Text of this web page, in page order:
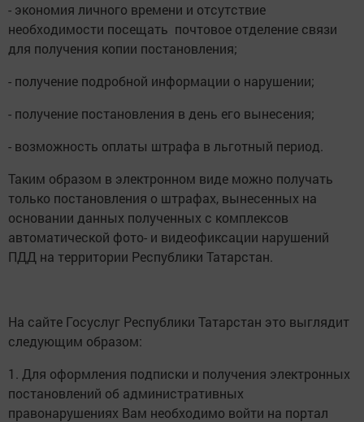
- экономия личного времени и отсутствие
необходимости посещать почтовое отделение связи
для получения копии постановления;
- получение подробной информации о нарушении;
- получение постановления в день его вынесения;
- возможность оплаты штрафа в льготный период.
Таким образом в электронном виде можно получать
только постановления о штрафах, вынесенных на
основании данных полученных с комплексов
автоматической фото- и видеофиксации нарушений
ПДД на территории Республики Татарстан.
На сайте Госуслуг Республики Татарстан это выглядит
следующим образом:
1. Для оформления подписки и получения электронных
постановлений об административных
правонарушениях Вам необходимо войти на портал